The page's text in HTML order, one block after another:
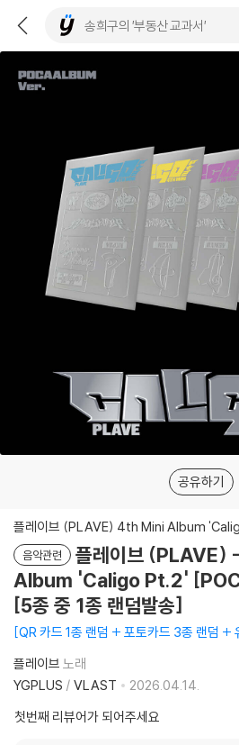
공유하기
플레이브 (PLAVE) 4th Mini Album
음악관련
플레이브
Album 'Caligo Pt.2'
[5종 중 1종 랜덤발송]
QR 카드 1종 랜덤 + 포토카드 3종 랜덤 +
플레이브 노래
YGPLUS / VLAST
2026.04.14.
첫번째 리뷰어가 되어주세요